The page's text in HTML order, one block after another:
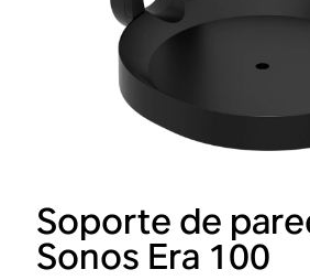
Soporte de
Sonos Era 100